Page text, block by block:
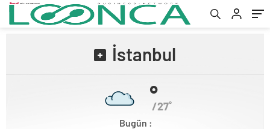
İstanbul
˚
/27˚
Bugün :